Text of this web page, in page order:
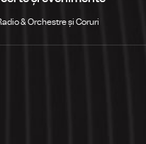
& Orchestre și Coruri